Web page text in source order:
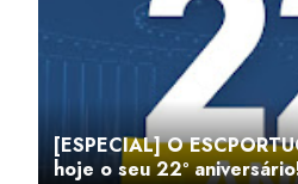
[ESPECIAL] O
hoje o seu 22º